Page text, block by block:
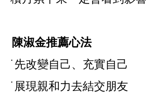
陳淑金推薦心法
˙先改變自己、充實自己
˙展現親和力去結交朋友